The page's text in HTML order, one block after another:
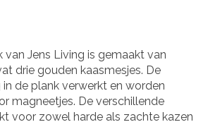
van Jens Living is gemaakt van
drie gouden kaasmesjes. De
in de plank verwerkt en worden
magneetjes. De verschillende
voor zowel harde als zachte kazen